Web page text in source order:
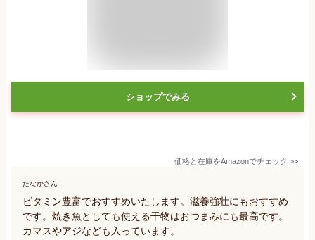
ショップでみる
価格と在庫をAmazonでチェック >>
たなかさん
ビタミン豊富でおすすめいたします。滋養強壮にもおすすめ
です。焼き魚としても使える干物はおつまみにも最高です。
カマスやアジなども入っています。